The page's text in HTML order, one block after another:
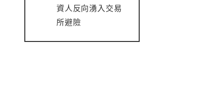
資人反向湧入交易
所避險